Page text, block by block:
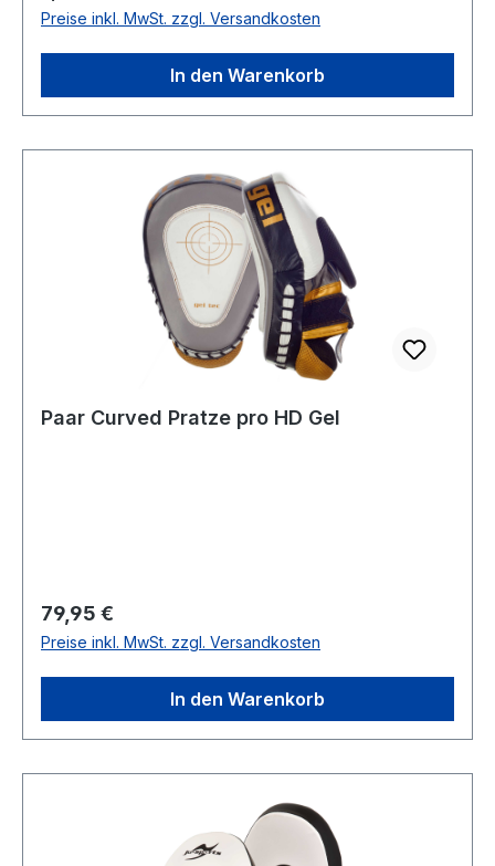
Preise inkl. MwSt. zzgl. Versandkosten
In den Warenkorb
Paar Curved Pratze pro HD Gel
Regulärer Preis:
79,95 €
Preise inkl. MwSt. zzgl. Versandkosten
In den Warenkorb